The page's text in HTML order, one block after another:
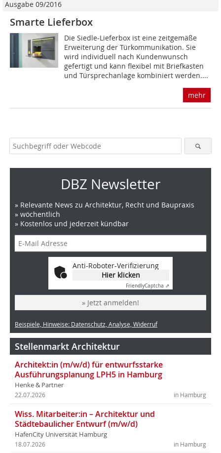
Ausgabe 09/2016
Smarte Lieferbox
Die Siedle-Lieferbox ist eine zeitgemäße
Erweiterung der Türkommunikation. Sie
wird individuell nach Kundenwunsch
gefertigt und kann flexibel mit Briefkasten
und Türsprechanlage kombiniert werden....
mehr
DBZ Newsletter
» Relevante News zu Architektur, Recht und Baupraxis
» wöchentlich
» Kostenlos und jederzeit kündbar
Anti-Roboter-Verifizierung
Hier klicken
FriendlyCaptcha ⇗
» Jetzt anmelden!
Beispiele, Hinweise: Datenschutz, Analyse, Widerruf
Stellenmarkt Architektur
Architekt:in (m/w/d) für entwurfsstarke
Ausführungsplanung LPH5 in Hamburg
Henke & Partner
in Hamburg
22.07.2026
Wiss. Mitarbeiter:in – Architektur und
Städtebaulicher Entwurf (m/w/d)
HafenCity Universität Hamburg
in Hamburg
18.07.2026